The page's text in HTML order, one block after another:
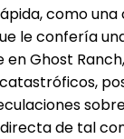
como una
le confería
Ghost
de tal